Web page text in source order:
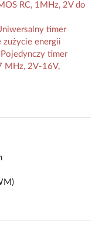
RC, 1MHz, 2V do
timer
zużycie energii
timer
MHz, 2V-16V,